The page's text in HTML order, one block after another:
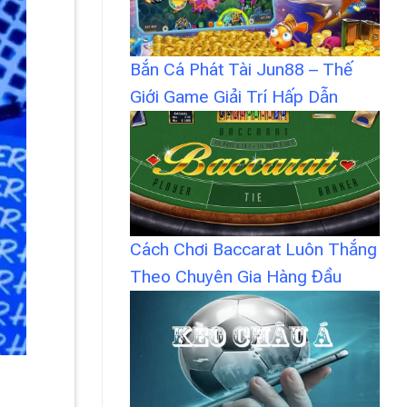
Bắn Cá Phát Tài Jun88 – Thế
Giới Game Giải Trí Hấp Dẫn
Cách Chơi Baccarat Luôn Thắng
Theo Chuyên Gia Hàng Đầu